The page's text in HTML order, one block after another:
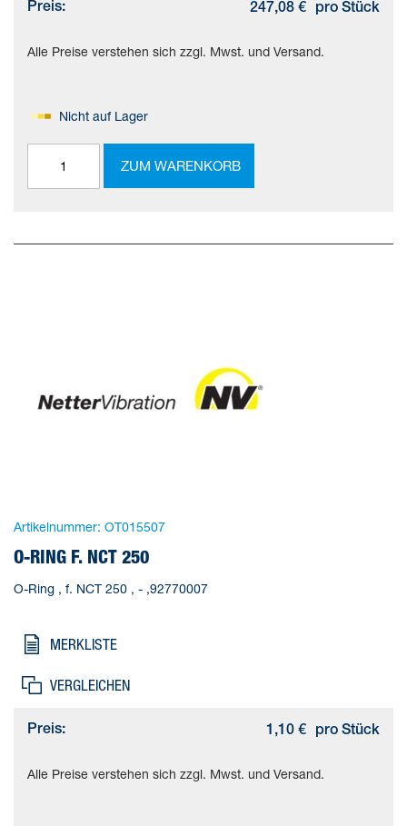
Preis: 247,08 € pro Stück
Alle Preise verstehen sich zzgl. Mwst. und Versand.
Nicht auf Lager
ZUM WARENKORB
Artikelnummer: OT015507
O-RING F. NCT 250
O-Ring , f. NCT 250 , - ,92770007
MERKLISTE
VERGLEICHEN
Preis: 1,10 € pro Stück
Alle Preise verstehen sich zzgl. Mwst. und Versand.